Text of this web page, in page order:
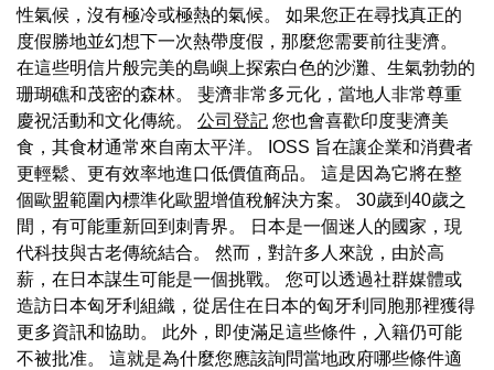
性氣候，沒有極冷或極熱的氣候。 如果您正在尋找真正的
度假勝地並幻想下一次熱帶度假，那麼您需要前往斐濟。
在這些明信片般完美的島嶼上探索白色的沙灘、生氣勃勃的
珊瑚礁和茂密的森林。 斐濟非常多元化，當地人非常尊重
慶祝活動和文化傳統。 公司登記 您也會喜歡印度斐濟美
食，其食材通常來自南太平洋。 IOSS 旨在讓企業和消費者
更輕鬆、更有效率地進口低價值商品。 這是因為它將在整
個歐盟範圍內標準化歐盟增值稅解決方案。 30歲到40歲之
間，有可能重新回到刺青界。 日本是一個迷人的國家，現
代科技與古老傳統結合。 然而，對許多人來說，由於高
薪，在日本謀生可能是一個挑戰。 您可以透過社群媒體或
造訪日本匈牙利組織，從居住在日本的匈牙利同胞那裡獲得
更多資訊和協助。 此外，即使滿足這些條件，入籍仍可能
不被批准。 這就是為什麼您應該詢問當地政府哪些條件適